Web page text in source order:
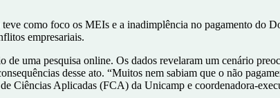
como foco os MEIs e a inadimplência no pagamento do
empresariais.
uma pesquisa online. Os dados revelaram um cenário
desse ato. “Muitos nem sabiam que o não
Ciências Aplicadas (FCA) da Unicamp e coordenadora-